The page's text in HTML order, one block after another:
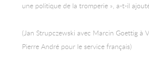
une politique de la tromperie », a-t-il
(Jan Strupczewski avec Marcin Goettig à
Pierre André pour le service français)